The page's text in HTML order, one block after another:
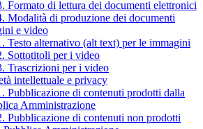
Formato di lettura dei documenti elettronici
Modalità di produzione dei documenti
e video
Testo alternativo (alt text) per le immagini
Sottotitoli per i video
Trascrizioni per i video
intellettuale e privacy
Pubblicazione di contenuti prodotti dalla
Amministrazione
Pubblicazione di contenuti non prodotti